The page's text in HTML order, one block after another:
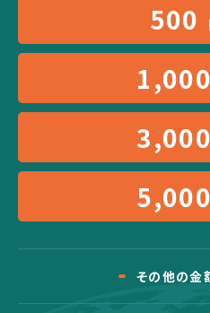
500
1,000
3,000
5,000
その他の金